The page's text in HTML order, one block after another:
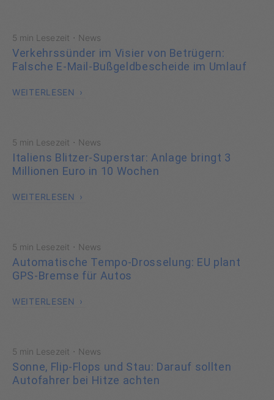
5 min Lesezeit · News
Verkehrssünder im Visier von Betrügern:
Falsche E-Mail-Bußgeldbescheide im Umlauf
WEITERLESEN
5 min Lesezeit · News
Italiens Blitzer-Superstar: Anlage bringt 3
Millionen Euro in 10 Wochen
WEITERLESEN
5 min Lesezeit · News
Automatische Tempo-Drosselung: EU plant
GPS-Bremse für Autos
WEITERLESEN
5 min Lesezeit · News
Sonne, Flip-Flops und Stau: Darauf sollten
Autofahrer bei Hitze achten